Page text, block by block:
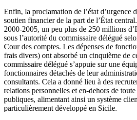
Enfin, la proclamation de l’état d’urgence
soutien financier de la part de l’État
2000-2005, un peu plus de 250 millions
sous l’autorité du commissaire délégué
Cour des comptes. Les dépenses de
frais divers) ont absorbé un cinquième de
commissaire délégué s’appuie sur une
fonctionnaires détachés de leur
consultants. Cela a donné lieu à des
relations personnelles et en-dehors de
publiques, alimentant ainsi un système
particulièrement développé en Sicile.